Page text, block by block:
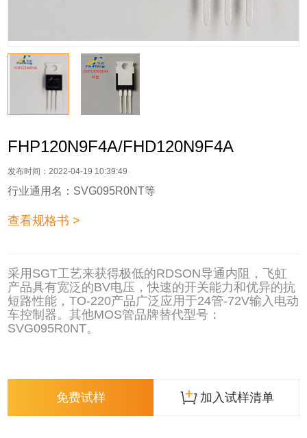
FHP120N9F4A/FHD120N9F4A
发布时间：2022-04-19 10:39:49
行业通用名：SVG095R0NT等
查看规格书 >
采用SGT工艺来获得极低的RDSON导通内阻，飞虹
产品具有宽泛的BV电压，快速的开关能力和优异的抗
短路性能，TO-220产品广泛应用于24管-72V输入电动
车控制器。其他MOS管品牌替代型号：
SVG095R0NT。
免费试样 加入试样清单